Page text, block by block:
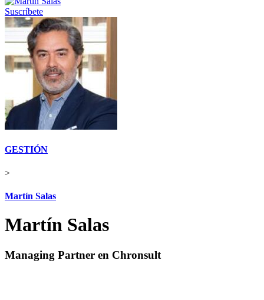
Suscríbete
GESTIÓN
>
Martín Salas
Martín Salas
Managing Partner en Chronsult